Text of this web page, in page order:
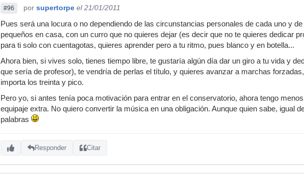
#96 por supertorpe el 21/01/2011
Pues será una locura o no dependiendo de las circunstancias personales de cada uno y
pequeños en casa, con un curro que no quieres dejar (es decir que no te quieres dedicar
para ti solo con cuentagotas, quieres aprender pero a tu ritmo, pues blanco y en botella...
Ahora bien, si vives solo, tienes tiempo libre, te gustaría algún día dar un giro a tu vida y
que sería de profesor), te vendría de perlas el título, y quieres avanzar a marchas
importa los treinta y pico.
Pero yo, si antes tenía poca motivación para entrar en el conservatorio, ahora tengo
equipaje extra. No quiero convertir la música en una obligación. Aunque quien sabe, igual
palabras
Responder Citar